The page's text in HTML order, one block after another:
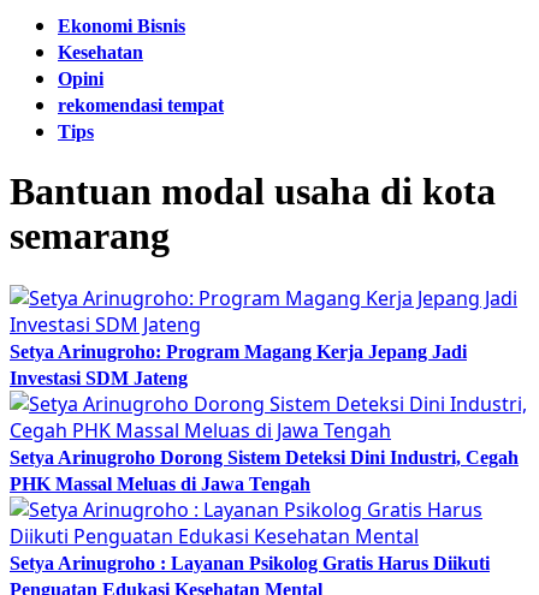
Ekonomi Bisnis
Kesehatan
Opini
rekomendasi tempat
Tips
Bantuan modal usaha di kota
semarang
Setya Arinugroho: Program Magang Kerja Jepang Jadi
Investasi SDM Jateng
Setya Arinugroho Dorong Sistem Deteksi Dini Industri, Cegah
PHK Massal Meluas di Jawa Tengah
Setya Arinugroho : Layanan Psikolog Gratis Harus Diikuti
Penguatan Edukasi Kesehatan Mental